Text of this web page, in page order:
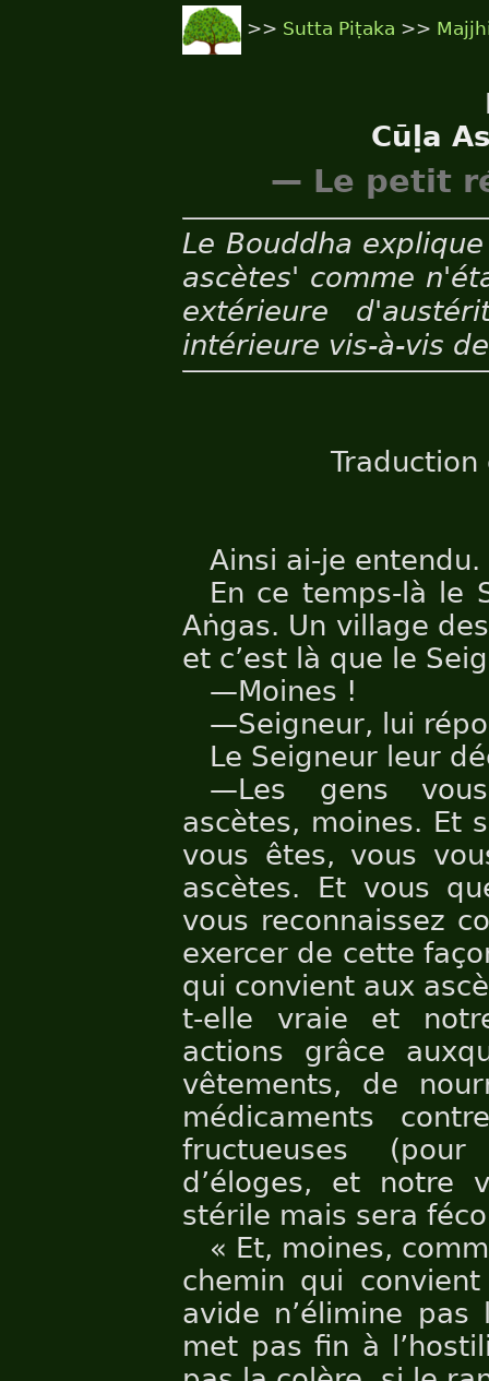
>> Sutta Piṭaka >>
Cūḷa
— Le petit
Le Bouddha
ascètes' comme
extérieure
intérieure vis-à-vis
Traduction
Ainsi ai-je entendu.
En ce temps-là le
Aṅgas. Un village
et c’est là que le
—Moines !
—Seigneur, lui
Le Seigneur leur
—Les gens
ascètes, moines. Et
vous êtes, vous
ascètes. Et vous
vous reconnaissez
exercer de cette
qui convient aux
t-elle vraie et
actions grâce
vêtements, de
médicaments
fructueuses
d’éloges, et notre
stérile mais sera
« Et, moines,
chemin qui
avide n’élimine
met pas fin à